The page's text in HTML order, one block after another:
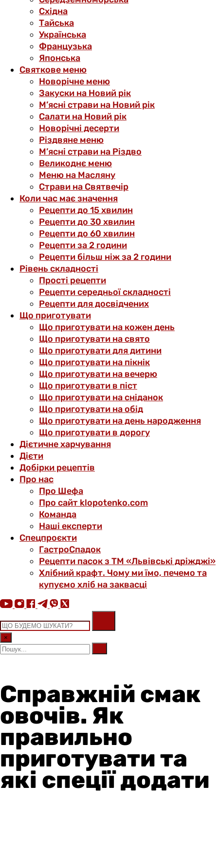
Східна
Тайська
Українська
Французька
Японська
Святкове меню
Новорічне меню
Закуски на Новий рік
М’ясні страви на Новий рік
Салати на Новий рік
Новорічні десерти
Різдвяне меню
М’ясні страви на Різдво
Великоднє меню
Меню на Масляну
Страви на Святвечір
Коли час має значення
Рецепти до 15 хвилин
Рецепти до 30 хвилин
Рецепти до 60 хвилин
Рецепти за 2 години
Рецепти більш ніж за 2 години
Рівень складності
Прості рецепти
Рецепти середньої складності
Рецепти для досвідчених
Що приготувати
Що приготувати на кожен день
Що приготувати на свято
Що приготувати для дитини
Що приготувати на пікнік
Що приготувати на вечерю
Що приготувати в піст
Що приготувати на сніданок
Що приготувати на обід
Що приготувати на день народження
Що приготувати в дорогу
Дієтичне харчування
Дієти
Добірки рецептів
Про нас
Про Шефа
Про сайт klopotenko.com
Команда
Наші експерти
Спецпроєкти
ГастроСпадок
Рецепти пасок з ТМ «Львівські дріжджі»
Хлібний крафт. Чому ми їмо, печемо та
купуємо хліб на заквасці
×
Справжній смак
овочів. Як
правильно
приготувати та
які спеції додати